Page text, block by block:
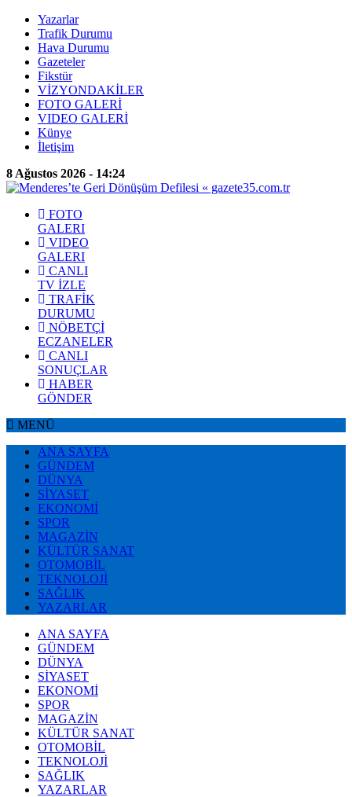
Yazarlar
Trafik Durumu
Hava Durumu
Gazeteler
Fikstür
VİZYONDAKİLER
FOTO GALERİ
VIDEO GALERİ
Künye
İletişim
8 Ağustos 2026 - 14:24
FOTO
GALERI
VIDEO
GALERI
CANLI
TV İZLE
TRAFİK
DURUMU
NÖBETÇİ
ECZANELER
CANLI
SONUÇLAR
HABER
GÖNDER
MENÜ
ANA SAYFA
GÜNDEM
DÜNYA
SİYASET
EKONOMİ
SPOR
MAGAZİN
KÜLTÜR SANAT
OTOMOBİL
TEKNOLOJİ
SAĞLIK
YAZARLAR
ANA SAYFA
GÜNDEM
DÜNYA
SİYASET
EKONOMİ
SPOR
MAGAZİN
KÜLTÜR SANAT
OTOMOBİL
TEKNOLOJİ
SAĞLIK
YAZARLAR